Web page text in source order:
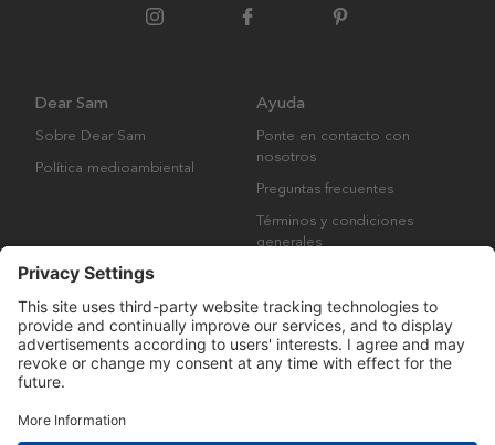
Dear Sam
Sobre Dear Sam
Política medioambiental
Ayuda
Ponte en contacto con
nosotros
Preguntas frecuentes
Términos y condiciones
generales
Derechos de autor © Many Brands AB 2023. Todos los derechos